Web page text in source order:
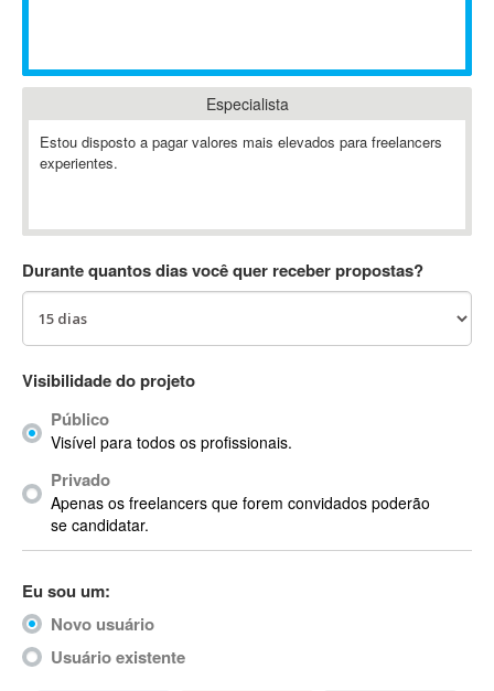
Ableton
Ableton Push
Abstract
AC3
ACID Pro
ACPI
Acrobat
Acrobat X
Acronis
ACT
Actimize
ActionScript
ActionScript 3
Especialista
Estou disposto a pagar valores mais elevados para freelancers
experientes.
Durante quantos dias você quer receber propostas?
Visibilidade do projeto
Público
Visível para todos os profissionais.
Privado
Apenas os freelancers que forem convidados poderão
se candidatar.
Eu sou um:
Novo usuário
Usuário existente